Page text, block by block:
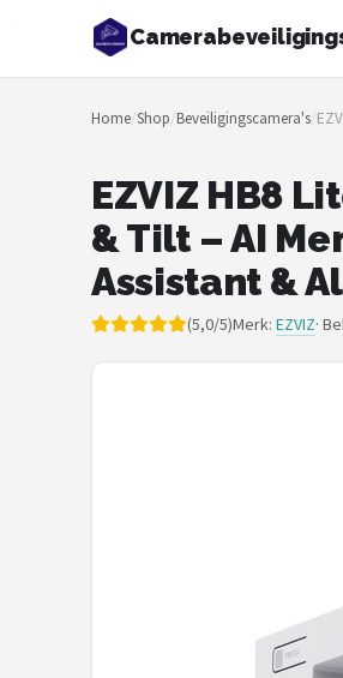
Zoeken
NAVIGATIE
Merken
Blog
Home/Shop/Beveiligingscamera's/
EZVIZ HB8
& Tilt – AI
Assistant &
(5,0/5)Merk: EZVIZ·